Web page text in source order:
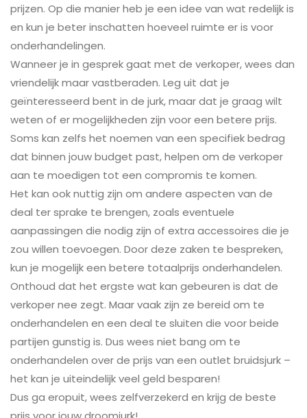
prijzen. Op die manier heb je een idee van wat redelijk is
en kun je beter inschatten hoeveel ruimte er is voor
onderhandelingen.
Wanneer je in gesprek gaat met de verkoper, wees dan
vriendelijk maar vastberaden. Leg uit dat je
geïnteresseerd bent in de jurk, maar dat je graag wilt
weten of er mogelijkheden zijn voor een betere prijs.
Soms kan zelfs het noemen van een specifiek bedrag
dat binnen jouw budget past, helpen om de verkoper
aan te moedigen tot een compromis te komen.
Het kan ook nuttig zijn om andere aspecten van de
deal ter sprake te brengen, zoals eventuele
aanpassingen die nodig zijn of extra accessoires die je
zou willen toevoegen. Door deze zaken te bespreken,
kun je mogelijk een betere totaalprijs onderhandelen.
Onthoud dat het ergste wat kan gebeuren is dat de
verkoper nee zegt. Maar vaak zijn ze bereid om te
onderhandelen en een deal te sluiten die voor beide
partijen gunstig is. Dus wees niet bang om te
onderhandelen over de prijs van een outlet bruidsjurk –
het kan je uiteindelijk veel geld besparen!
Dus ga eropuit, wees zelfverzekerd en krijg de beste